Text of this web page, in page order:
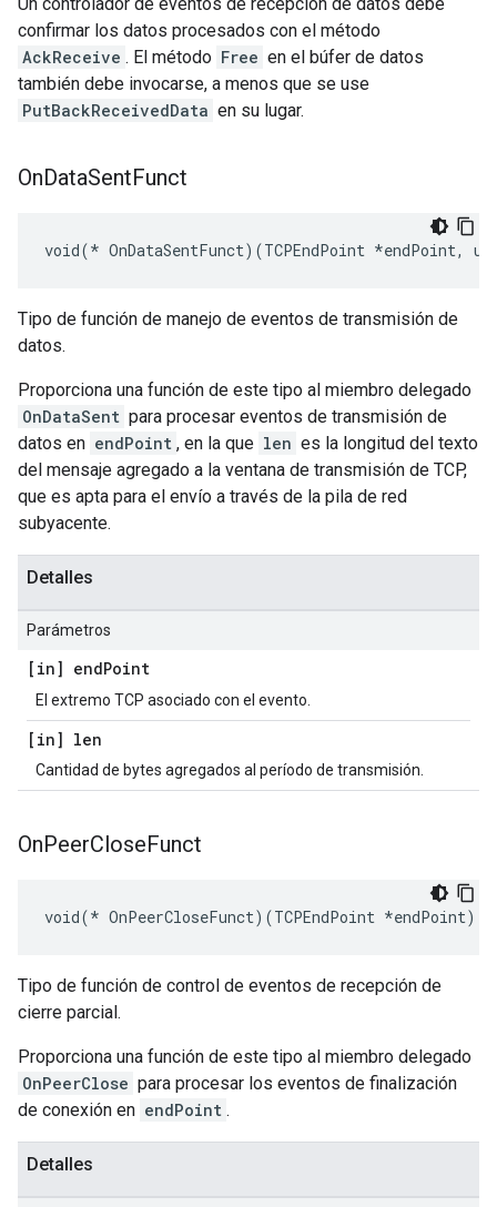
confirmar los datos procesados con el método
AckReceive . El método Free en el búfer de datos
también debe invocarse, a menos que se use
PutBackReceivedData en su lugar.
OnDataSentFunct
void(* OnDataSentFunct)(TCPEndPoint *endPoint,
Tipo de función de manejo de eventos de transmisión de
datos.
Proporciona una función de este tipo al miembro delegado
OnDataSent para procesar eventos de transmisión de
datos en endPoint , en la que len es la longitud del texto
del mensaje agregado a la ventana de transmisión de TCP,
que es apta para el envío a través de la pila de red
subyacente.
Detalles
Parámetros
[in] endPoint
El extremo TCP asociado con el evento.
[in] len
Cantidad de bytes agregados al período de transmisión.
OnPeerCloseFunct
void(* OnPeerCloseFunct)(TCPEndPoint *endPoint)
Tipo de función de control de eventos de recepción de
cierre parcial.
Proporciona una función de este tipo al miembro delegado
OnPeerClose para procesar los eventos de finalización
de conexión en endPoint .
Detalles